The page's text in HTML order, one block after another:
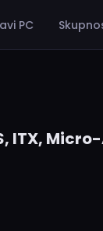
PC
ITX,